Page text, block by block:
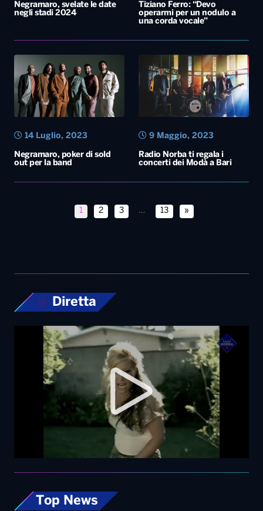
Negramaro, svelate le date
negli stadi 2024
Tiziano Ferro: “Devo
operarmi per un nodulo a
una corda vocale”
Negramaro, poker di sold
out per la band
14 Luglio, 2023
Radio Norba ti regala i
concerti dei Modà a Bari
9 Maggio, 2023
1 2 3 … 13 »
Diretta
Top News